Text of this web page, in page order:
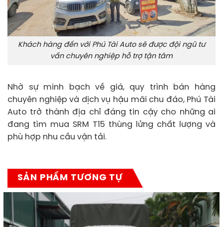
Khách hàng đến với Phú Tài Auto sẽ được đội ngũ tư
vấn chuyên nghiệp hỗ trợ tận tâm
Nhờ sự minh bạch về giá, quy trình bán hàng
chuyên nghiệp và dịch vụ hậu mãi chu đáo, Phú Tài
Auto trở thành địa chỉ đáng tin cậy cho những ai
đang tìm mua SRM T15 thùng lửng chất lượng và
phù hợp nhu cầu vận tải.
SẢN PHẨM TƯƠNG TỰ